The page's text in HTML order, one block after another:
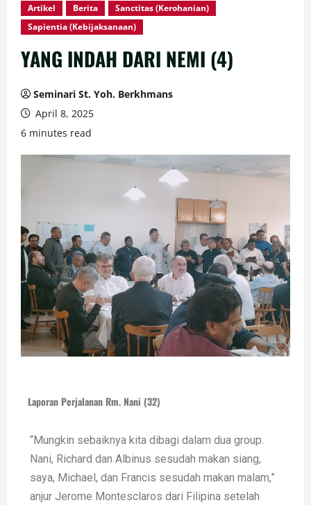
Artikel Berita
Sanctitas (Kerohanian)
Sapientia (Kebijaksanaan)
YANG INDAH DARI NEMI (4)
Seminari St. Yoh. Berkhmans
April 8, 2025
6 minutes read
Laporan Perjalanan Rm. Nani (32)
“Mungkin sebaiknya kita dibagi dalam dua group.
Nani, Richard dan Albinus sesudah makan siang,
saya, Michael, dan Francis sesudah makan malam,”
anjur Jerome Montesclaros dari Filipina setelah